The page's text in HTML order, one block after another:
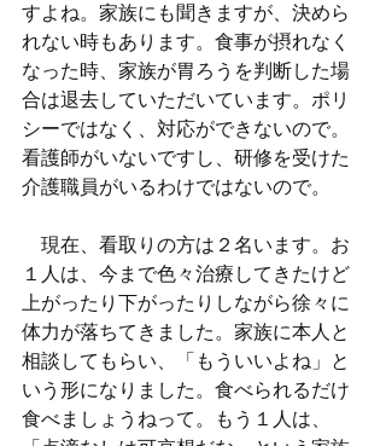
すよね。家族にも聞きますが、決めら
れない時もあります。食事が摂れなく
なった時、家族が胃ろうを判断した場
合は退去していただいています。ポリ
シーではなく、対応ができないので。
看護師がいないですし、研修を受けた
介護職員がいるわけではないので。
現在、看取りの方は２名います。お
１人は、今まで色々治療してきたけど
上がったり下がったりしながら徐々に
体力が落ちてきました。家族に本人と
相談してもらい、「もういいよね」と
いう形になりました。食べられるだけ
食べましょうねって。もう１人は、